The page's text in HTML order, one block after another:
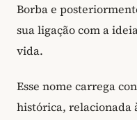
Borba e
sua ligação com a
vida.
Esse nome carrega
histórica, relacionada